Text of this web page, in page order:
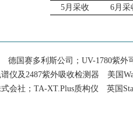
5月采收
6月采
德国赛多利斯公司；UV-1780紫
谱仪及2487紫外吸收检测器 美国
会社；TA-XT.Plus质构仪 英国